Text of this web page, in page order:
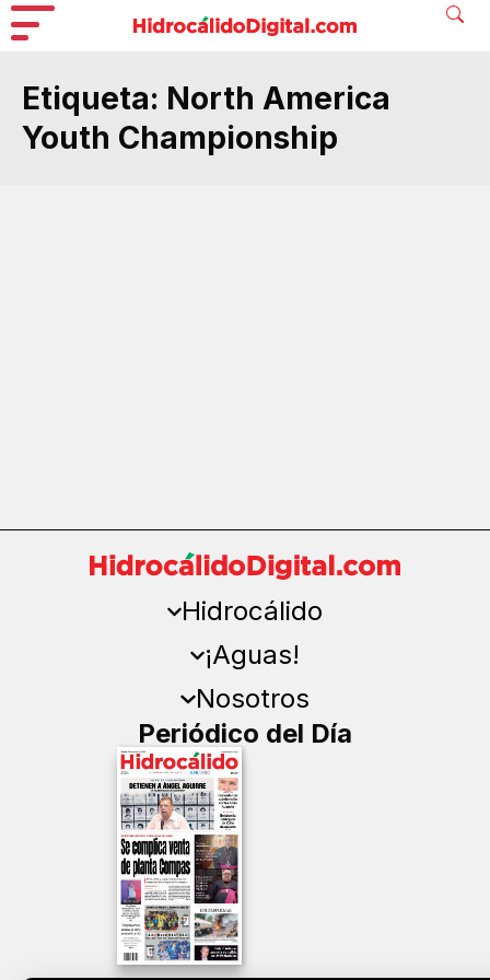
Etiqueta: North America
Youth Championship
Hidrocálido
¡Aguas!
Nosotros
Periódico del Día